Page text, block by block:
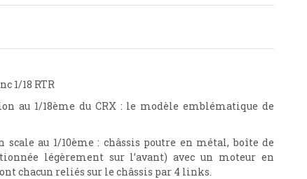
1/18 RTR
au 1/18ème du CRX : le modèle emblématique de
au 1/10ème : châssis poutre en métal, boîte de
légèrement sur l’avant) avec un moteur en
chacun reliés sur le châssis par 4 links.